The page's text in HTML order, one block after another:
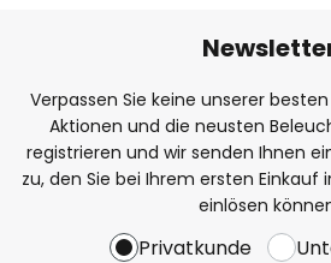
Verpassen Sie keine unserer
Aktionen und die neusten
registrieren und wir senden Ihnen
zu, den Sie bei Ihrem ersten Einkauf
einlösen
Privatkunde